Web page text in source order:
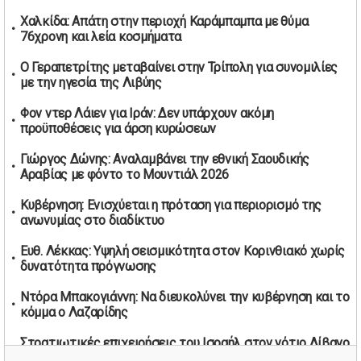
02/05/2026 | 17:16
στον νέο πολιτικό φορέα Τσίπρα
02/05/2026 | 17:01
Αταμάν: Κανείς δεν έχει δικαίωμα να μιλά για τον πρόεδρο
και την οικογένειά του
02/05/2026 | 15:59
Μαρινάκης: Ο Ανδρουλάκης υπαναχώρησε στις
συμφωνίες για τις Ανεξάρτητες Αρχές
02/05/2026 | 09:36
Ψηφιακός έλεγχος στην αγορά: QR code για πωλήσεις
καπνικών και αλκοόλ σε 88.000 σημεία
02/05/2026 | 06:26
παρά τη γεωπολιτική ένταση
01/05/2026 | 19:54
Βελόπουλος: Κριτική σε πολιτικούς αρχηγούς για
Χαλκίδα: Απάτη στην περιοχή Καράμπαμπα με θύμα
76χρονη και λεία κοσμήματα
Ο Γεραπετρίτης μεταβαίνει στην Τρίπολη για συνομιλίες
με την ηγεσία της Λιβύης
Φον ντερ Λάιεν για Ιράν: Δεν υπάρχουν ακόμη
προϋποθέσεις για άρση κυρώσεων
Γιώργος Δώνης: Αναλαμβάνει την εθνική Σαουδικής
Αραβίας με φόντο το Μουντιάλ 2026
Κυβέρνηση: Ενισχύεται η πρόταση για περιορισμό της
ανωνυμίας στο διαδίκτυο
Ευθ. Λέκκας: Υψηλή σεισμικότητα στον Κορινθιακό χωρίς
δυνατότητα πρόγνωσης
Ντόρα Μπακογιάννη: Να διευκολύνει την κυβέρνηση και το
κόμμα ο Λαζαρίδης
Στρατιωτικές επιχειρήσεις του Ισραήλ στον νότιο Λίβανο